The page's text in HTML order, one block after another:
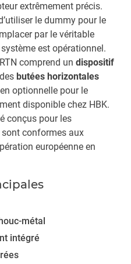
extrêmement précis.
le dummy pour le
par le véritable
est opérationnel.
comprend un dispositif
butées horizontales
optionnelle pour le
disponible chez HBK.
conçus pour les
conformes aux
européenne en
métal
intégré